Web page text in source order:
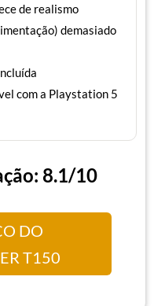
de realismo
demasiado
com a Playstation 5
8.1/10
DO
T150